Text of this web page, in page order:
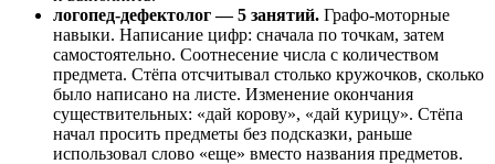
логопед-дефектолог — 5 занятий. Графо-моторные
навыки. Написание цифр: сначала по точкам, затем
самостоятельно. Соотнесение числа с количеством
предмета. Стёпа отсчитывал столько кружочков, сколько
было написано на листе. Изменение окончания
существительных: «дай корову», «дай курицу». Стёпа
начал просить предметы без подсказки, раньше
использовал слово «еще» вместо названия предметов.